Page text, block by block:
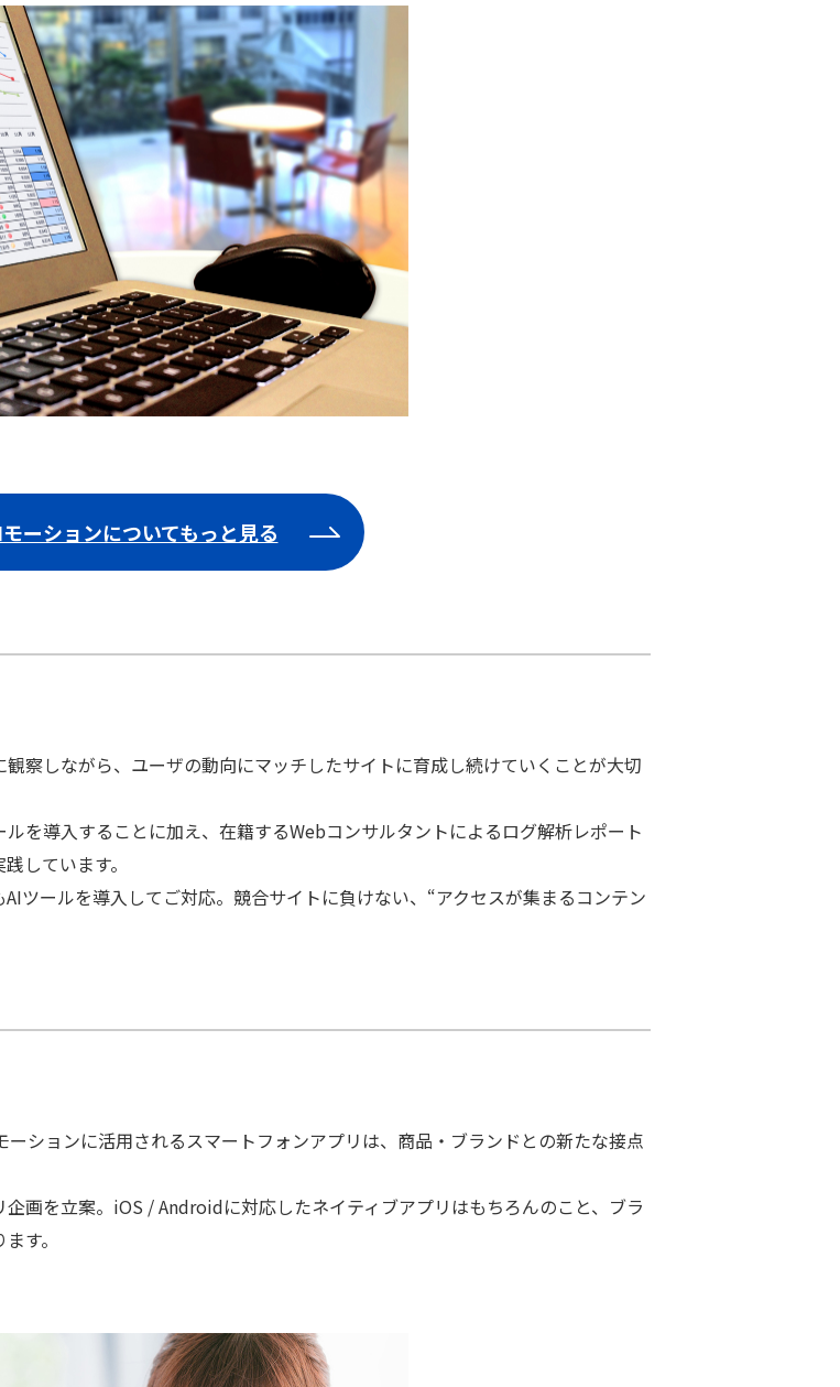
ーションについてもっと見る
察しながら、ユーザの動向にマッチしたサイトに育成し続けていくことが大切
を導入することに加え、在籍するWebコンサルタントによるログ解析レポート
しています。
ツールを導入してご対応。競合サイトに負けない、“アクセスが集まるコンテン
ションに活用されるスマートフォンアプリは、商品・ブランドとの新たな接点
画を立案。iOS / Androidに対応したネイティブアプリはもちろんのこと、ブラ
す。